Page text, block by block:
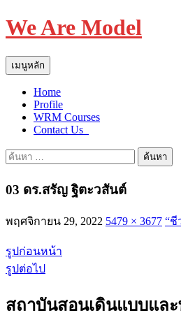
We Are Model
ค้นหา
เมนูหลัก
ยัง
เนื้อหา
Home
Profile
WRM Courses
Contact Us_
ค้นหา
03 ดร.สรัญ ฐิตะวสันต์
พฤศจิกายน 29, 2022 5479 × 3677 “ชี
รูปก่อนหน้า
รูปต่อไป
สถาบันสอนเดินแบบแล